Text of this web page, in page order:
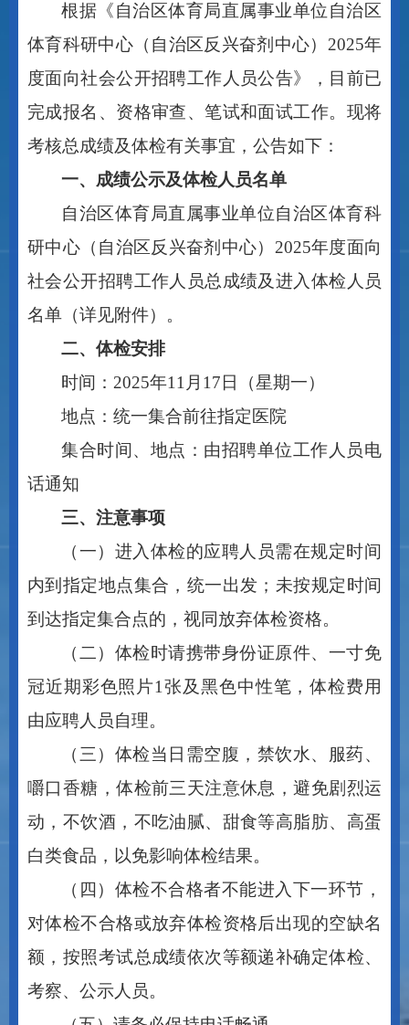
根据《自治区体育局直属事业单位自治区
体育科研中心（自治区反兴奋剂中心） 2025年
度面向社会公开招聘工作人员公告》，目前已
完成报名、资格审查、笔试和面试工作。现将
考核总成绩及体检有关事宜，公告如下：
一、成绩公示及体检人员名单
自治区体育局直属事业单位自治区体育科
研中心（自治区反兴奋剂中心） 2025年度面向
社会公开招聘工作人员总成绩及进入体检人员
名单（详见附件）。
二、体检安排
时间： 2025年11 月 17 日（星期一）
地点：统一集合前往指定医院
集合时间、地点：由招聘单位工作人员电
话通知
三、注意事项
（一）进入体检的应聘人员需在规定时间
内到指定地点集合，统一出发；未按规定时间
到达指定集合点的，视同放弃体检资格。
（二）体检时请携带身份证原件、一寸免
冠近期彩色照片1张及黑色中性笔，体检费用
由应聘人员自理。
（三）体检当日需空腹，禁饮水、服药、
嚼口香糖，体检前三天注意休息，避免剧烈运
动，不饮酒，不吃油腻、甜食等高脂肪、高蛋
白类食品，以免影响体检结果。
（四）体检不合格者不能进入下一环节，
对体检不合格或放弃体检资格后出现的空缺名
额，按照考试总成绩依次等额递补确定体检、
考察、公示人员。